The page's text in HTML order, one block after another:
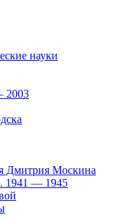
науки
2003
Дмитрия Москина
1941 — 1945